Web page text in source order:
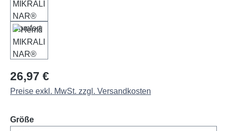
Regulärer Preis:
26,97 €
Preise exkl. MwSt. zzgl. Versandkosten
Größeauswählen